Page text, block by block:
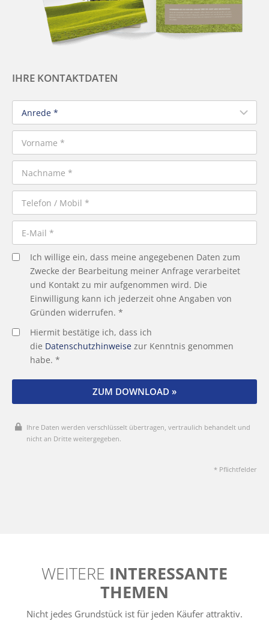
IHRE KONTAKTDATEN
Ich willige ein, dass meine angegebenen Daten zum
Zwecke der Bearbeitung meiner Anfrage verarbeitet
und Kontakt zu mir aufgenommen wird. Die
Einwilligung kann ich jederzeit ohne Angaben von
Gründen widerrufen. *
Hiermit bestätige ich, dass ich
die Datenschutzhinweise zur Kenntnis genommen
habe. *
ZUM DOWNLOAD »
Ihre Daten werden verschlüsselt übertragen, vertraulich behandelt und
nicht an Dritte weitergegeben.
* Pflichtfelder
WEITERE INTERESSANTE
THEMEN
Nicht jedes Grundstück ist für jeden Käufer attraktiv.